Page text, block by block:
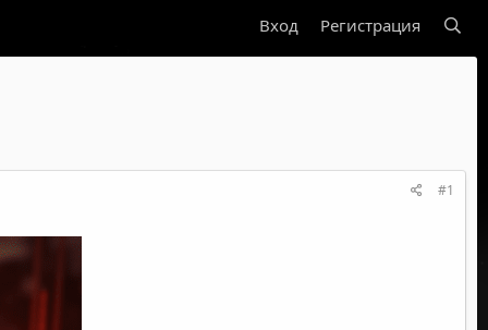
Вход Регистрация
#1